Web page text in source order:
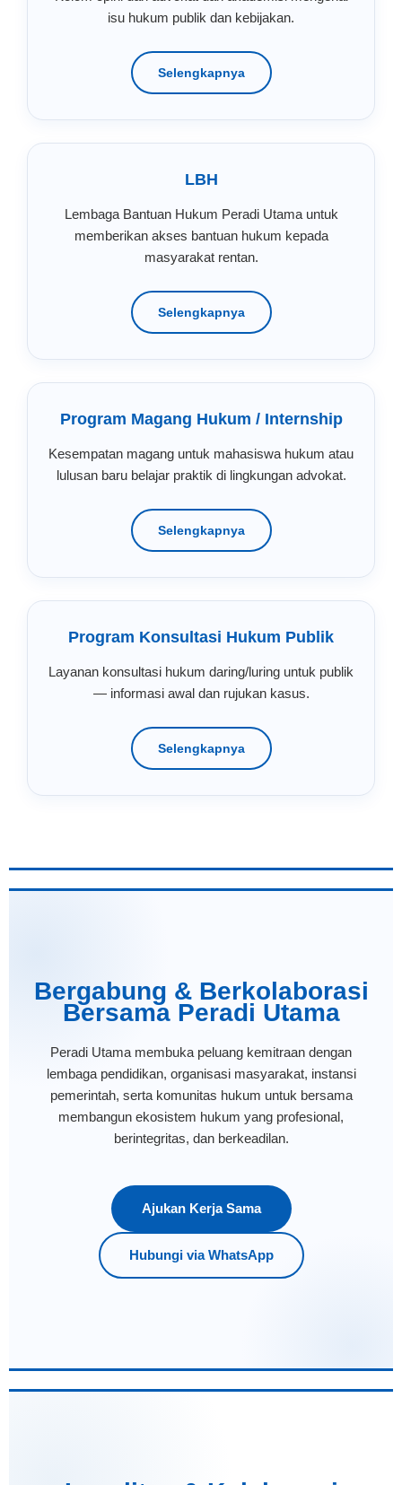
isu hukum publik dan kebijakan.
Selengkapnya
LBH
Lembaga Bantuan Hukum Peradi Utama untuk
memberikan akses bantuan hukum kepada
masyarakat rentan.
Selengkapnya
Program Magang Hukum / Internship
Kesempatan magang untuk mahasiswa hukum atau
lulusan baru belajar praktik di lingkungan advokat.
Selengkapnya
Program Konsultasi Hukum Publik
Layanan konsultasi hukum daring/luring untuk publik
— informasi awal dan rujukan kasus.
Selengkapnya
Bergabung & Berkolaborasi
Bersama Peradi Utama
Peradi Utama membuka peluang kemitraan dengan
lembaga pendidikan, organisasi masyarakat, instansi
pemerintah, serta komunitas hukum untuk bersama
membangun ekosistem hukum yang profesional,
berintegritas, dan berkeadilan.
Ajukan Kerja Sama
Hubungi via WhatsApp